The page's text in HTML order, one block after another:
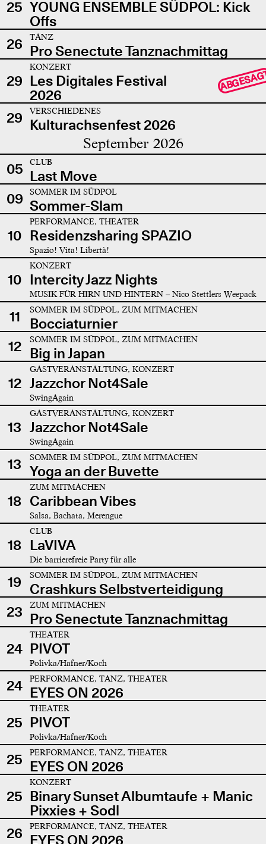
25 YOUNG ENSEMBLE SÜDPOL: Kick
Offs
26
TANZ
Pro Senectute Tanznachmittag
29
KONZERT
Les Digitales Festival
2026
29 VERSCHIEDENES
Kulturachsenfest 2026
September 2026
05 CLUB
Last Move
09
SOMMER IM SÜDPOL
Sommer-Slam
10
PERFORMANCE, THEATER
Residenzsharing SPAZIO
Spazio! Vita! Libertà!
10
KONZERT
Intercity Jazz Nights
MUSIK FÜR HIRN UND HINTERN – Nico Stettlers Weepack
11 SOMMER IM SÜDPOL, ZUM MITMACHEN
Bocciaturnier
12
SOMMER IM SÜDPOL, ZUM MITMACHEN
Big in Japan
12
GASTVERANSTALTUNG, KONZERT
Jazzchor Not4Sale
SwingAgain
13
GASTVERANSTALTUNG, KONZERT
Jazzchor Not4Sale
SwingAgain
13 SOMMER IM SÜDPOL, ZUM MITMACHEN
Yoga an der Buvette
18
ZUM MITMACHEN
Caribbean Vibes
Salsa, Bachata, Merengue
18
CLUB
LaVIVA
Die barrierefreie Party für alle
19 SOMMER IM SÜDPOL, ZUM MITMACHEN
Crashkurs Selbstverteidigung
23
ZUM MITMACHEN
Pro Senectute Tanznachmittag
24
THEATER
PIVOT
Polivka/Hafner/Koch
24 PERFORMANCE, TANZ, THEATER
EYES ON 2026
25
THEATER
PIVOT
Polivka/Hafner/Koch
25 PERFORMANCE, TANZ, THEATER
EYES ON 2026
25
KONZERT
Binary Sunset Albumtaufe + Manic
Pixxies + Sodl
26
PERFORMANCE, TANZ, THEATER
EYES ON 2026